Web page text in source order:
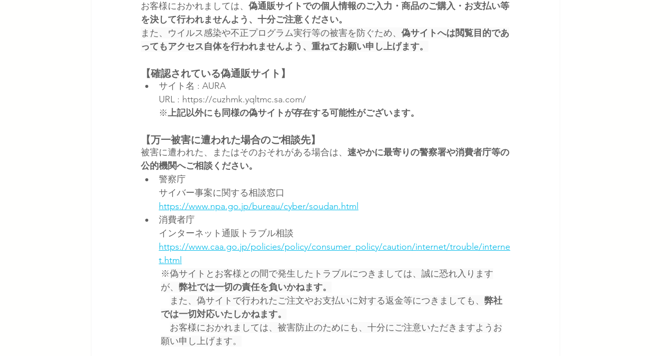
お客様におかれましては、 偽通販サイトでの個人情報のご入力・商品のご購入・お支払い等
を決して行われませんよう、十分ご注意ください。
また、ウイルス感染や不正プログラム実行等の被害を防ぐため、 偽サイトへは閲覧目的であ
ってもアクセス自体を行われませんよう、重ねてお願い申し上げます。
【確認されている偽通販サイト】
サイト名 : AURA
URL : https://cuzhmk.yqltmc.sa.com/
※上記以外にも同様の偽サイトが存在する可能性がございます。
【万一被害に遭われた場合のご相談先】
被害に遭われた、またはそのおそれがある場合は、 速やかに最寄りの警察署や消費者庁等の
公的機関へご相談ください。
警察庁
サイバー事案に関する相談窓口
https://www.npa.go.jp/bureau/cyber/soudan.html
消費者庁
インターネット通販トラブル相談
https://www.caa.go.jp/policies/policy/consumer_policy/caution/internet/trouble/interne
t.html
※偽サイトとお客様との間で発生したトラブルにつきましては、誠に恐れ入ります
が、 弊社では一切の責任を負いかねます。
また、偽サイトで行われたご注文やお支払いに対する返金等につきましても、 弊社
では一切対応いたしかねます。
お客様におかれましては、被害防止のためにも、十分にご注意いただきますようお
願い申し上げます。